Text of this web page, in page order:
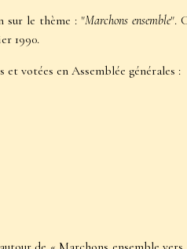
sur le thème : "Marchons ensemble".
1990.
votées en Assemblée générales :